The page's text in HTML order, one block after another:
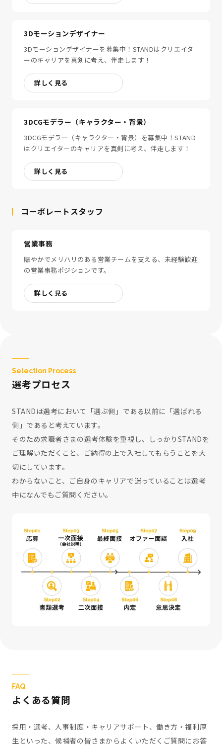
3Dモーションデザイナー
3Dモーションデザイナーを募集中！STANDはクリエイタ
ーのキャリアを真剣に考え、伴走します！
詳しく見る
3DCGモデラー（キャラクター・背景）
3DCGモデラー（キャラクター・背景）を募集中！STAND
はクリエイターのキャリアを真剣に考え、伴走します！
詳しく見る
コーポレートスタッフ
営業事務
賑やかでメリハリのある営業チームを支える、未経験歓迎
の営業事務ポジションです。
詳しく見る
Selection Process
選考プロセス
STANDは選考において「選ぶ側」である以前に「選ばれる
側」であると考えています。
そのため求職者さまの選考体験を重視し、しっかりSTANDを
ご理解いただくこと、ご納得の上で入社してもらうことを大
切にしています。
わからないこと、ご自身のキャリアで迷っていることは選考
中になんでもご質問ください。
FAQ
よくある質問
採用・選考、人事制度・キャリアサポート、働き方・福利厚
生といった、候補者の皆さまからよくいただくご質問にお答